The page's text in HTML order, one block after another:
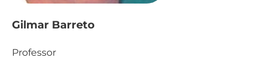
Gilmar Barreto
Professor